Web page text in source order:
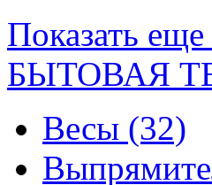
Показать
БЫТОВАЯ
Весы (32)